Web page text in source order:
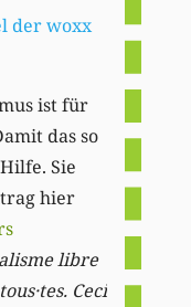
der woxx
ist für
das so
Sie
hier
libre
Ceci